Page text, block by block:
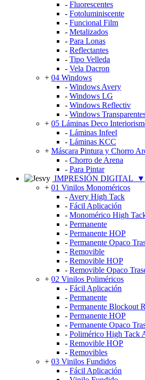
- Fluorescentes
- Fotoluminiscente
- Funcional Film
- Metalizados
- Para Lonas
- Reflectantes
- Tipo Velleda
- Vela Dacron
+ 04 Windows
- Windows Avery
- Windows LG
- Windows Reflectiv
- Windows
+ 05 Láminas Deco
- Láminas Infeel
- Láminas KCC
+ Máscara Pintura y Chorro
- Chorro de Arena
- Para Pintar
IMPRESIÓN DIGITAL
▼
+ 01 Vinilos Monoméricos
- Avery High Tack
- Fácil Aplicación
- Monomérico High
- Permanente
- Permanente HOP
- Permanente Opaco
- Removible
- Removible HOP
- Removible Opaco
+ 02 Vinilos Poliméricos
- Fácil Aplicación
- Permanente
- Permanente Blockout
- Permanente HOP
- Permanente Opaco
- Polimérico High Tack
- Removible HOP
- Removibles
+ 03 Vinilos Fundidos
- Fácil Aplicación